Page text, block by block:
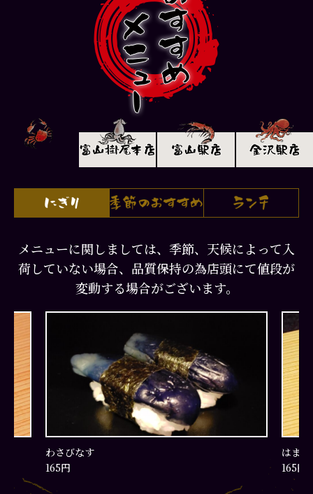
メニューに関しましては、季節、天候によって入
荷していない場合、品質保持の為店頭にて値段が
変動する場合がございます。